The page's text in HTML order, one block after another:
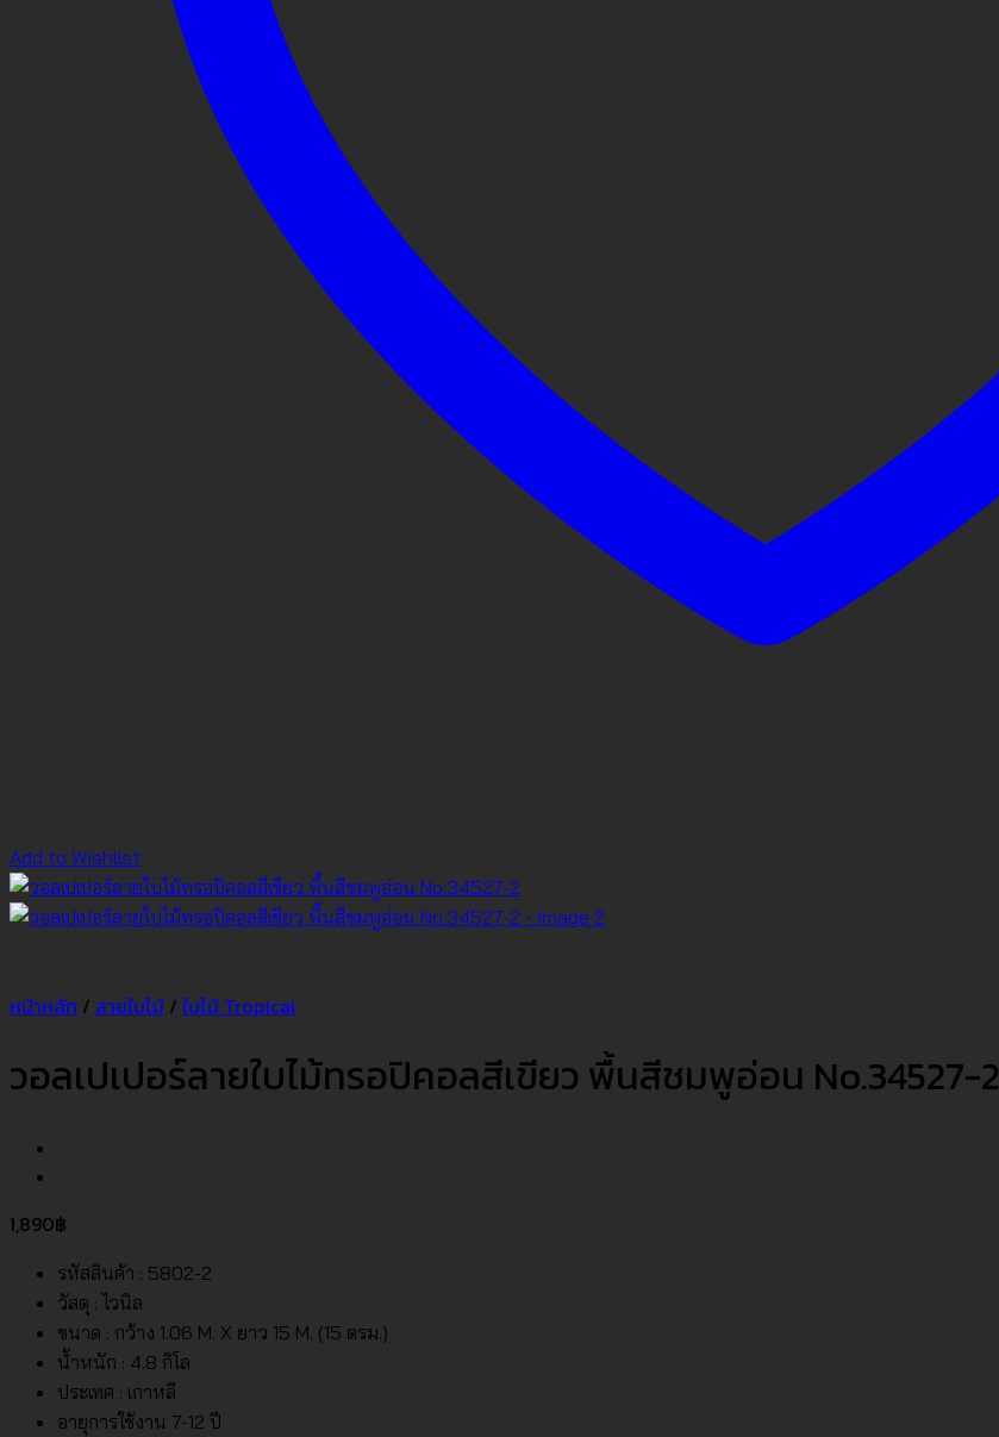
Add to Wishlist
หน้าหลัก / ลายใบไม้ / ใบไม้ Tropical
วอลเปเปอร์ลายใบไม้ทรอปิคอลสีเขียว พื้นสีชมพูอ่อน No.34527-2
1,890฿
รหัสสินค้า : 5802-2
วัสดุ : ไวนิล
ขนาด : กว้าง 1.06 M. X ยาว 15 M. (15 ตรม.)
น้ำหนัก : 4.8 กิโล
ประเทศ : เกาหลี
อายุการใช้งาน 7-12 ปี